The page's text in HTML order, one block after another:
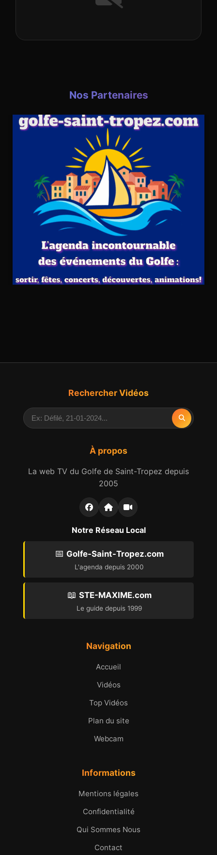
Nos Partenaires
À propos
La web TV du Golfe de Saint-Tropez depuis
2005
Notre Réseau Local
📅 Golfe-Saint-Tropez.com
L'agenda depuis 2000
📖 STE-MAXIME.com
Le guide depuis 1999
Navigation
Accueil
Vidéos
Top Vidéos
Plan du site
Webcam
Informations
Mentions légales
Confidentialité
Qui Sommes Nous
Contact
Rechercher Vidéos